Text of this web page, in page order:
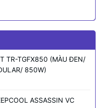
TR-TGFX850 (MÀU ĐEN/
850W)
ASSASSIN VC